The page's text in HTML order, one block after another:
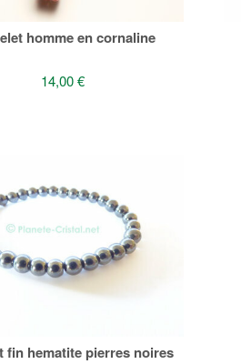
homme en cornaline
14,00 €
fin hematite pierres noires